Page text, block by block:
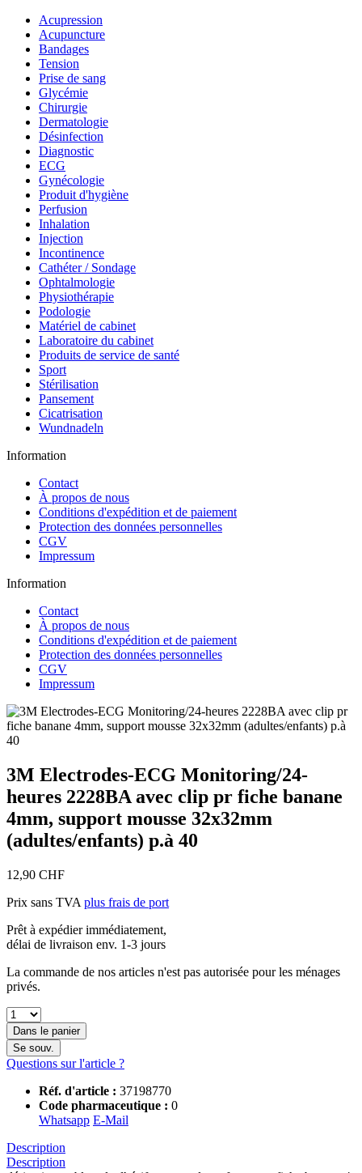
Acupression
Acupuncture
Bandages
Tension
Prise de sang
Glycémie
Chirurgie
Dermatologie
Désinfection
Diagnostic
ECG
Gynécologie
Produit d'hygiène
Perfusion
Inhalation
Injection
Incontinence
Cathéter / Sondage
Ophtalmologie
Physiothérapie
Podologie
Matériel de cabinet
Laboratoire du cabinet
Produits de service de santé
Sport
Stérilisation
Pansement
Cicatrisation
Wundnadeln
Information
Contact
À propos de nous
Conditions d'expédition et de paiement
Protection des données personnelles
CGV
Impressum
Information
Contact
À propos de nous
Conditions d'expédition et de paiement
Protection des données personnelles
CGV
Impressum
3M Electrodes-ECG Monitoring/24-
heures 2228BA avec clip pr fiche banane
4mm, support mousse 32x32mm
(adultes/enfants) p.à 40
12,90 CHF
Prix sans TVA plus frais de port
Prêt à expédier immédiatement,
délai de livraison env. 1-3 jours
La commande de nos articles n'est pas autorisée pour les ménages
privés.
Dans le panier
Se souv.
Questions sur l'article ?
Réf. d'article : 37198770
Code pharmaceutique : 0
Whatsapp E-Mail
Description
Description